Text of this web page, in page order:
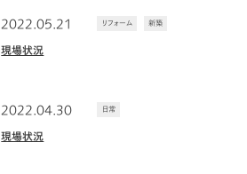
現場状況
リフォーム 新築
2022.05.21
現場状況
日常
2022.04.30